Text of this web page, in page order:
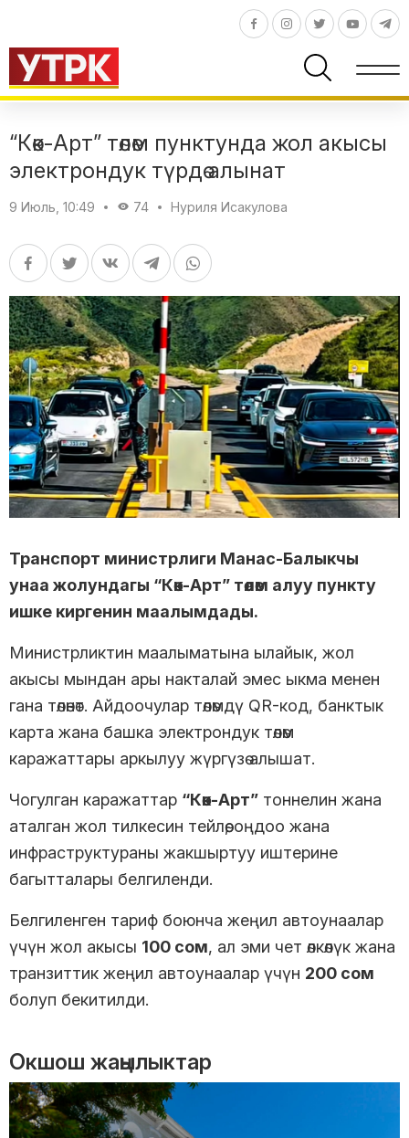
“Көк-Арт” төлөм пунктунда жол акысы
электрондук түрдө алынат
9 Июль, 10:49 74 Нуриля Исакулова
Транспорт министрлиги Манас-Балыкчы
унаа жолундагы “Көк-Арт” төлөм алуу пункту
ишке киргенин маалымдады.
Министрликтин маалыматына ылайык, жол
акысы мындан ары накталай эмес ыкма менен
гана төлөнөт. Айдоочулар төлөмдү QR-код, банктык
карта жана башка электрондук төлөм
каражаттары аркылуу жүргүзө алышат.
Чогулган каражаттар “Көк-Арт” тоннелин жана
аталган жол тилкесин тейлөө, оңдоо жана
инфраструктураны жакшыртуу иштерине
багытталары белгиленди.
Белгиленген тариф боюнча жеңил автоунаалар
үчүн жол акысы 100 сом, ал эми чет өлкөлүк жана
транзиттик жеңил автоунаалар үчүн 200 сом
болуп бекитилди.
Окшош жаңылыктар